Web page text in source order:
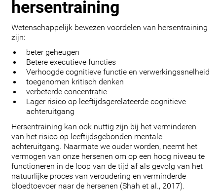
hersentraining
Wetenschappelijk bewezen voordelen van hersentraining
zijn:
beter geheugen
Betere executieve functies
Verhoogde cognitieve functie en verwerkingssnelheid
toegenomen kritisch denken
verbeterde concentratie
Lager risico op leeftijdsgerelateerde cognitieve
achteruitgang
Hersentraining kan ook nuttig zijn bij het verminderen
van het risico op leeftijdsgebonden mentale
achteruitgang. Naarmate we ouder worden, neemt het
vermogen van onze hersenen om op een hoog niveau te
functioneren in de loop van de tijd af als gevolg van het
natuurlijke proces van veroudering en verminderde
bloedtoevoer naar de hersenen (Shah et al., 2017).